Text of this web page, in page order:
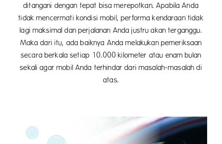
ditangani dengan tepat bisa merepotkan. Apabila Anda
tidak mencermati kondisi mobil, performa kendaraan tidak
lagi maksimal dan perjalanan Anda justru akan terganggu.
Maka dari itu, ada baiknya Anda melakukan pemeriksaan
secara berkala setiap 10.000 kilometer atau enam bulan
sekali agar mobil Anda terhindar dari masalah-masalah di
atas.